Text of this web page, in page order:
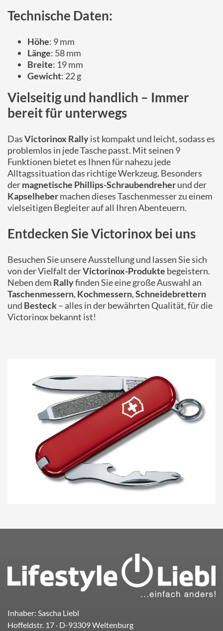
Technische Daten:
Höhe: 9 mm
Länge: 58 mm
Breite: 19 mm
Gewicht: 22 g
Vielseitig und handlich – Immer
bereit für unterwegs
DasVictorinox Rallyist kompakt und leicht, sodass es
problemlos in jede Tasche passt. Mit seinen 9
Funktionen bietet es Ihnen für nahezu jede
Alltagssituation das richtige Werkzeug. Besonders
dermagnetische Phillips-Schraubendreherund der
Kapselhebermachen dieses Taschenmesser zu einem
vielseitigen Begleiter auf all Ihren Abenteuern.
Entdecken Sie Victorinox bei uns
Besuchen Sie unsere Ausstellung und lassen Sie sich
von der Vielfalt derVictorinox-Produkte begeistern.
Neben dem Rallyfinden Sie eine große Auswahl an
Taschenmessern, Kochmessern,Schneidebrettern
und Besteck– alles in der bewährten Qualität, für die
Victorinox bekannt ist!
Inhaber: Sascha Liebl
Hoffeldstr. 17 · D-93309Weltenburg